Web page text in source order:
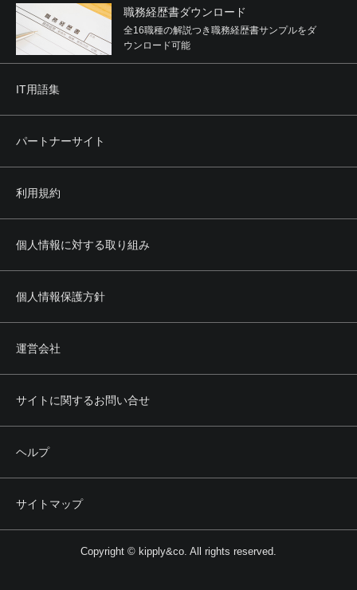
職務経歴書ダウンロード
全16職種の解説つき職務経歴書サンプルをダ
ウンロード可能
IT用語集
パートナーサイト
利用規約
個人情報に対する取り組み
個人情報保護方針
運営会社
サイトに関するお問い合せ
ヘルプ
サイトマップ
Copyright © kipply&co. All rights reserved.